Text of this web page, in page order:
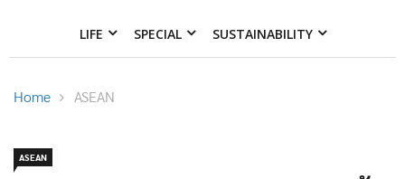
LIFE SPECIAL SUSTAINABILITY
Home ASEAN
ASEAN